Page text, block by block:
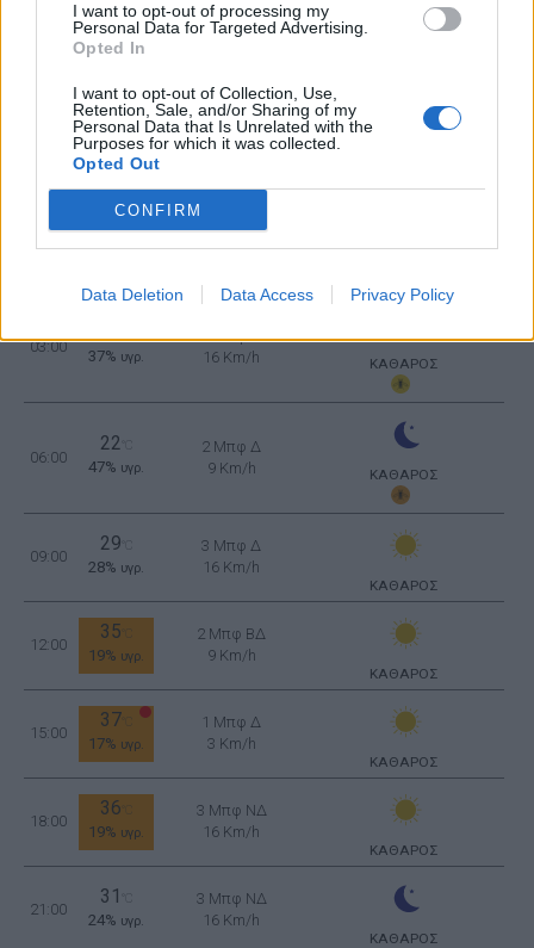
I want to opt-out of processing my
Personal Data for Targeted Advertising.
Opted In
I want to opt-out of Collection, Use,
Retention, Sale, and/or Sharing of my
Personal Data that Is Unrelated with the
Purposes for which it was collected.
Opted Out
CONFIRM
Data Deletion Data Access Privacy Policy
34 °C
23%υγρ.
2 Μπφ N
9 Km/h
29°C
18%υγρ.
3 Μπφ ΝΔ
16 Km/h
ΤΕΤΑΡΤΗ12 ΑΥΓΟΥΣΤΟΥ
00:00
27°C
3 Μπφ ΝΔ
03:00
37% υγρ.
3 Μπφ Δ
16 Km/h
ΚΑΘΑΡΟΣ
06:00
22
47% υγρ.
2 Μπφ Δ
9 Km/h
ΚΑΘΑΡΟΣ
09:00
29
28% υγρ.
3 Μπφ Δ
16 Km/h
ΚΑΘΑΡΟΣ
12:00
35
19% υγρ.
2 Μπφ ΒΔ
9 Km/h
ΚΑΘΑΡΟΣ
15:00
37
17% υγρ.
1 Μπφ Δ
3 Km/h
ΚΑΘΑΡΟΣ
18:00
36
19% υγρ.
3 Μπφ ΝΔ
16 Km/h
ΚΑΘΑΡΟΣ
21:00
31
24% υγρ.
3 Μπφ ΝΔ
16 Km/h
ΚΑΘΑΡΟΣ